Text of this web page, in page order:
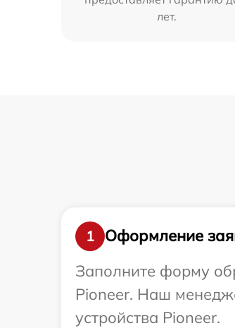
лет.
1
Оформление
Заполните форму
Pioneer. Наш
устройства Pioneer.